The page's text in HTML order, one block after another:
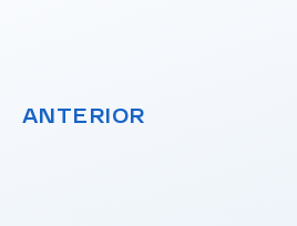
ANTERIOR